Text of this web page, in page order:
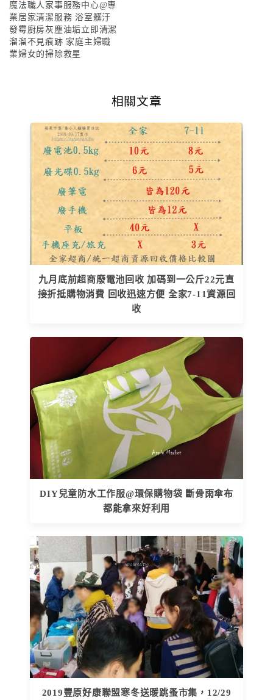
魔法職人家事服務中心@專
業居家清潔服務 浴室髒汙
發霉廚房灰塵油垢立即清潔
溜溜不見痕跡 家庭主婦職
業婦女的掃除救星
相關文章
九月底前超商廢電池回收 加碼到一公斤22元直
接折抵購物消費 回收迅速方便 全家7-11資源回
收
DIY兒童防水工作服@環保購物袋 斷骨雨傘布
都能拿來好利用
2019豐原好康聯盟寒冬送暖跳蚤市集，12/29